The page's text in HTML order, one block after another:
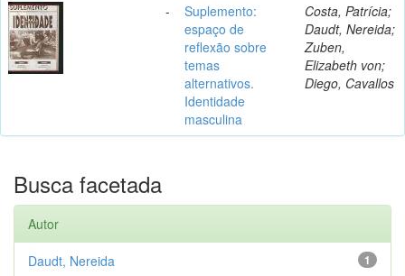
-
Suplemento:
espaço de
reflexão sobre
temas
alternativos.
Identidade
masculina
Costa, Patrícia;
Daudt, Nereida;
Zuben,
Elizabeth von;
Diego, Cavallos
Busca facetada
Autor
1
Daudt, Nereida